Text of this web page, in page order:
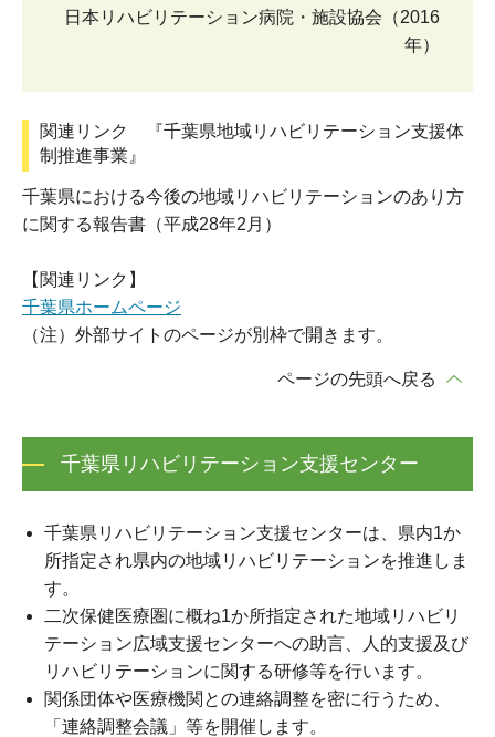
日本リハビリテーション病院・施設協会（2016
年）
関連リンク 『千葉県地域リハビリテーション支援体
制推進事業』
千葉県における今後の地域リハビリテーションのあり方
に関する報告書（平成28年2月）
【関連リンク】
千葉県ホームページ
（注）外部サイトのページが別枠で開きます。
ページの先頭へ戻る
千葉県リハビリテーション支援センター
千葉県リハビリテーション支援センターは、県内1か
所指定され県内の地域リハビリテーションを推進しま
す。
二次保健医療圏に概ね1か所指定された地域リハビリ
テーション広域支援センターへの助言、人的支援及び
リハビリテーションに関する研修等を行います。
関係団体や医療機関との連絡調整を密に行うため、
「連絡調整会議」等を開催します。